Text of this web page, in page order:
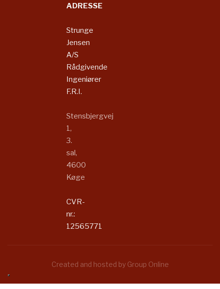
ADRESSE
Strunge
Jensen
A/S
Rådgivende
Ingeniører
F.R.I.​​​
Stensbjergvej
1,
3.
sal,
4600
Køge​
CVR-
nr.:
12565771​​​
Created and hosted by Group Online